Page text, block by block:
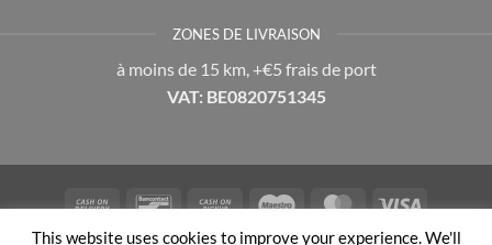
ZONES DE LIVRAISON
à moins de 15 km, +€5 frais de port
VAT: BE0820751345
Cash
BancontactCash
on
Maestro MasterCard
This website uses cookies to improve your experience. We'll